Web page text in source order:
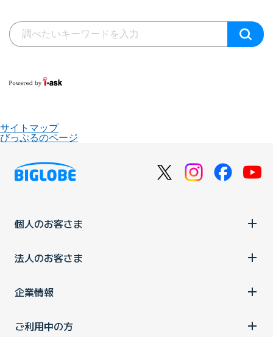
サイトマップ
びっぷるのページ
個人のお客さま
法人のお客さま
企業情報
ご利用中の方